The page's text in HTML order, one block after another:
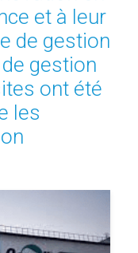
et à leur
de gestion
gestion
ont été
les